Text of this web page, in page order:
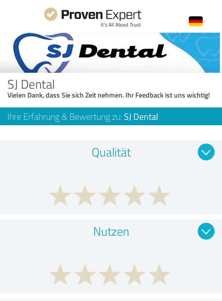
SJ Dental
Vielen Dank, dass Sie sich Zeit nehmen. Ihr Feedback ist uns wichtig!
Ihre Erfahrung & Bewertung zu: SJ Dental
Qualität
Nutzen